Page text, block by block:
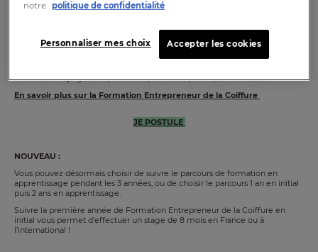
Développez vos compétences techniques et managériales au sein d'un
campus innovant qui révèlera votre talent et favorisera votre réussite.
Postulez et rejoignez la prochaine promotion, en septembre 2025.
En savoir plus sur la Formation Entrepreneur de la Coiffure
JE POSTULE
NOUVEAU :
Vous pouvez désormais choisir de suivre le parcours de formation en
apprentissage pendant les 3 années, ou de choisir le parcours 1 an en initial
puis 2 ans en apprentissage.
Suivre la première année de Formation Entrepreneur de la Coiffure en
initial vous permet d’effectuer un stage de 8 mois en France ou à
l’international !
notre politique de confidentialité
Accepter les cookies
Personnaliser mes choix